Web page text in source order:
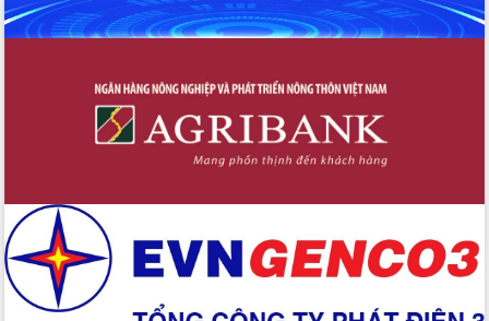
công tác cải cách thủ tục hành chính
tại Trung tâm Phục vụ hành chính
Đắk Lắk: Tôn vinh 46 giải pháp tại Hội
thi Sáng tạo Kỹ thuật 2024 - 2025
Đắk Lắk rà soát, điều chỉnh Đề án 190
về phát triển nuôi trồng thủy sản
Trương Công Thái kiểm tra thực địa
Dự án cao tốc Khánh Hòa - Buôn Ma
Thuột
Định vị cà phê Việt Nam như một “di
sản sống” trong dòng chảy toàn cầu